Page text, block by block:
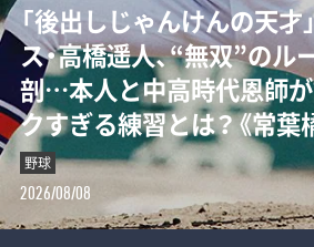
「“0－0信仰”を払拭せよ」
ロヴィッチが注目する3人
者とは？「松橋力蔵さんは
ンタビュー】
サッカー
2026/08/08
「後出しじゃんけんの天才
ス・高橋遥人、“無双”のル
剖…本人と中高時代恩師
クすぎる練習とは？《常葉
野球
2026/08/08
ダルビッシュの夏を終わ
22年後に浮かべた“笑顔”
とは？《最強右腕「甲子園
の真実》
野球
2026/08/07
「女の子が男装して校内へ
斎藤佑樹が語る甲子園フ
の夏の匂い”「早実は横浜
した」《スペシャル対談》
野球
2026/08/06